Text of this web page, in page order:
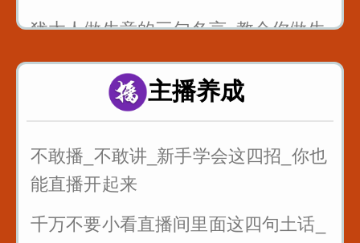
犹太人做生意的三句名言_教会你做生
意
最狠的五句话让你瞬间成长
主播养成
不敢播_不敢讲_新手学会这四招_你也
能直播开起来
千万不要小看直播间里面这四句土话_